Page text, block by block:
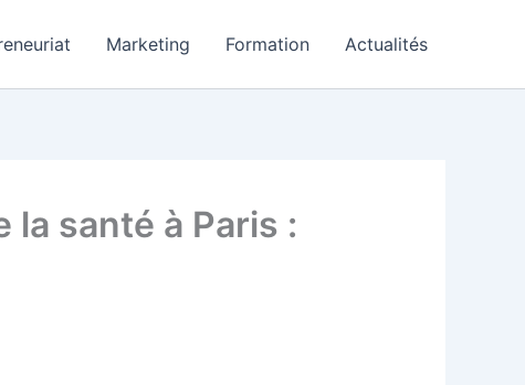
Marketing Formation Actualités
la santé à Paris :